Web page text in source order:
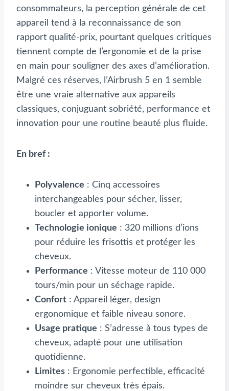
consommateurs, la perception générale de cet
appareil tend à la reconnaissance de son
rapport qualité-prix, pourtant quelques critiques
tiennent compte de l’ergonomie et de la prise
en main pour souligner des axes d’amélioration.
Malgré ces réserves, l’Airbrush 5 en 1 semble
être une vraie alternative aux appareils
classiques, conjuguant sobriété, performance et
innovation pour une routine beauté plus fluide.
En bref :
Polyvalence : Cinq accessoires
interchangeables pour sécher, lisser,
boucler et apporter volume.
Technologie ionique : 320 millions d’ions
pour réduire les frisottis et protéger les
cheveux.
Performance : Vitesse moteur de 110 000
tours/min pour un séchage rapide.
Confort : Appareil léger, design
ergonomique et faible niveau sonore.
Usage pratique : S’adresse à tous types de
cheveux, adapté pour une utilisation
quotidienne.
Limites : Ergonomie perfectible, efficacité
moindre sur cheveux très épais.